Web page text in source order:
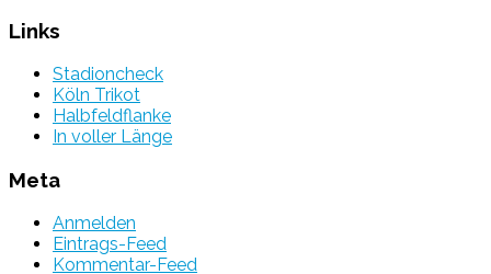
Links
Stadioncheck
Köln Trikot
Halbfeldflanke
In voller Länge
Meta
Anmelden
Eintrags-Feed
Kommentar-Feed